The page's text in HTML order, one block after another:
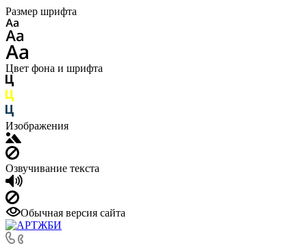
Размер шрифта
Цвет фона и шрифта
Изображения
Озвучивание текста
Обычная версия сайта